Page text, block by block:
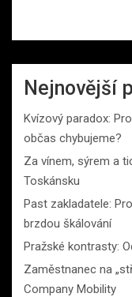
Nejnovější
Kvízový paradox:
občas chybujeme?
Za vínem, sýrem a
Toskánsku
Past zakladatele:
brzdou škálování
Pražské kontrasty:
Zaměstnanec na
Company Mobility